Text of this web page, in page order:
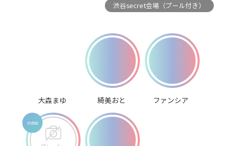
渋谷secret会場（プール付き）
大森まゆ 綺美おと ファンシア